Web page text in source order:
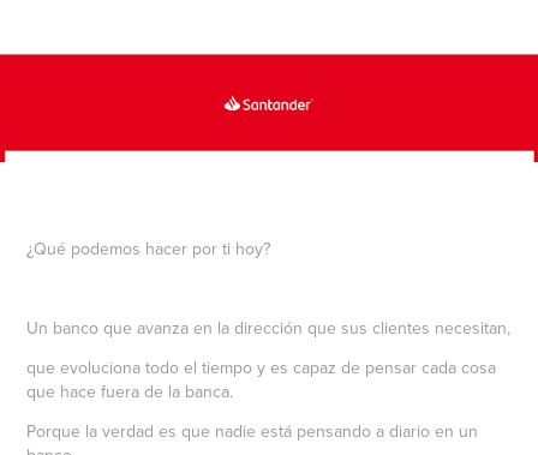
¿Qué podemos hacer por ti hoy?
Un banco que avanza en la dirección que sus clientes necesitan,
que evoluciona todo el tiempo y es capaz de pensar cada cosa
que hace fuera de la banca.
Porque la verdad es que nadie está pensando a diario en un